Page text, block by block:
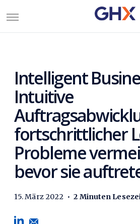
Intelligent
Intuitive
fortschrittlicher
Probleme
bevor sie
15. März 2022 • 2 Minuten